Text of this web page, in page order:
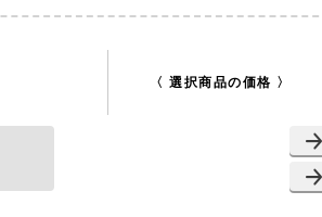
〈 選択商品の価格 〉